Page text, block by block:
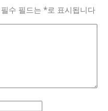
필수 필드는 *로 표시됩니다